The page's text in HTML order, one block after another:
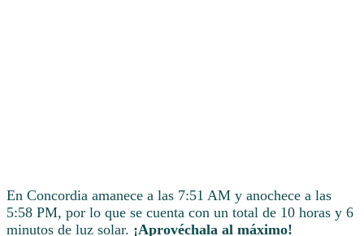
En Concordia amanece a las 7:51 AM y anochece a las
5:58 PM, por lo que se cuenta con un total de 10 horas y 6
minutos de luz solar. ¡Aprovéchala al máximo!